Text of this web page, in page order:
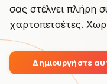
Ενσωματώσεις
Ασφάλεια &
Συνεργείο
Premium
Δικηγορικό
ΕΡΓΑΛΕΊΑ
Υπολογιστής
ΕΝΗΜΕΡΏΣΕΙΣ
Πρόγραμμα
σας στέλνει πλήρη
χαρτοπετσέτες.
Δημιουργήστε